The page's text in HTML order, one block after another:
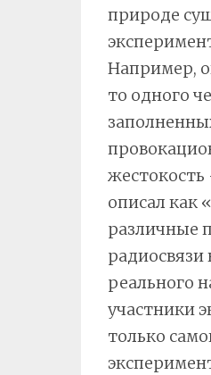
природе
Например,
то одного
жестокость
описал как
различные
радиосвязи
реального
участники
только